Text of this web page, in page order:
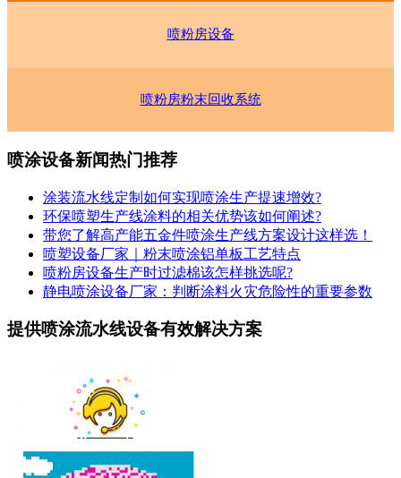
喷粉房设备
喷粉房粉末回收系统
喷涂设备新闻热门推荐
涂装流水线定制如何实现喷涂生产提速增效?
环保喷塑生产线涂料的相关优势该如何阐述?
带您了解高产能五金件喷涂生产线方案设计这样选！
喷塑设备厂家｜粉末喷涂铝单板工艺特点
喷粉房设备生产时过滤棉该怎样挑选呢?
静电喷涂设备厂家：判断涂料火灾危险性的重要参数
提供喷涂流水线设备有效解决方案